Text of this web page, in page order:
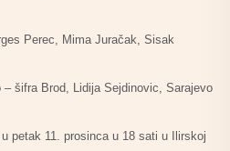
Perec, Mima Juračak, Sisak
šifra Brod, Lidija Sejdinovic, Sarajevo
petak 11. prosinca u 18 sati u Ilirskoj